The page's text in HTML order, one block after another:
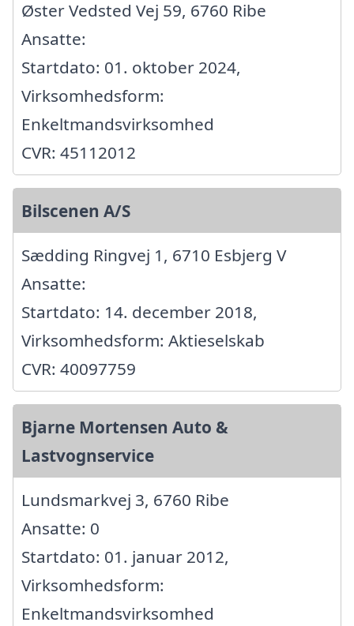
Øster Vedsted Vej 59, 6760 Ribe
Ansatte:
Startdato: 01. oktober 2024,
Virksomhedsform:
Enkeltmandsvirksomhed
CVR: 45112012
Bilscenen A/S
Sædding Ringvej 1, 6710 Esbjerg V
Ansatte:
Startdato: 14. december 2018,
Virksomhedsform: Aktieselskab
CVR: 40097759
Bjarne Mortensen Auto &
Lastvognservice
Lundsmarkvej 3, 6760 Ribe
Ansatte: 0
Startdato: 01. januar 2012,
Virksomhedsform:
Enkeltmandsvirksomhed